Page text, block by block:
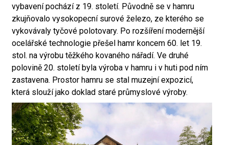
vybavení pochází z 19. století. Původně se v hamru
zkujňovalo vysokopecní surové železo, ze kterého se
vykovávaly tyčové polotovary. Po rozšíření modernější
ocelářské technologie přešel hamr koncem 60. let 19.
stol. na výrobu těžkého kovaného nářadí. Ve druhé
polovině 20. století byla výroba v hamru i v huti pod ním
zastavena. Prostor hamru se stal muzejní expozicí,
která slouží jako doklad staré průmyslové výroby.